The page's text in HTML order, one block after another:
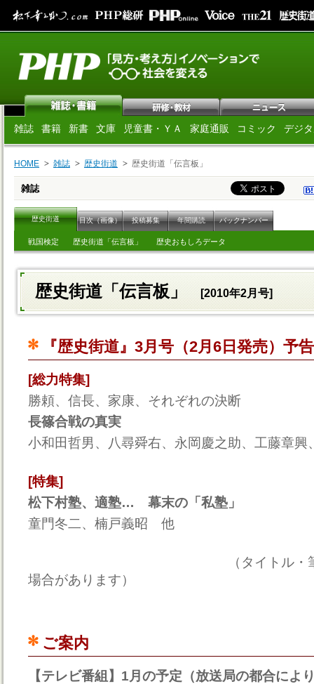
雑誌 書籍 新書 文庫 児童書・ＹＡ 家庭通販 コミック デジ
HOME 雑誌 歴史街道 歴史街道「伝言板」
雑誌
歴史街道 目次（画像） 投稿募集 年間購読 バックナンバー
戦国検定 歴史街道「伝言板」 歴史おもしろデータ
歴史街道「伝言板」 [2010年2月号]
『歴史街道』3月号（2月6日発売）予告
[総力特集]
勝頼、信長、家康、それぞれの決断
長篠合戦の真実
小和田哲男、八尋舜右、永岡慶之助、工藤章興
[特集]
松下村塾、適塾… 幕末の「私塾」
童門冬二、楠戸義昭 他
（タイトル・筆者は一
場合があります）
ご案内
【テレビ番組】1月の予定（放送局の都合によ